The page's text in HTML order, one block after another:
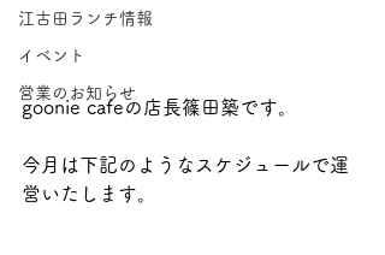
江古田ランチ情報
イベント
営業のお知らせ
goonie cafeの店長篠田築です。
今月は下記のようなスケジュールで運
営いたします。